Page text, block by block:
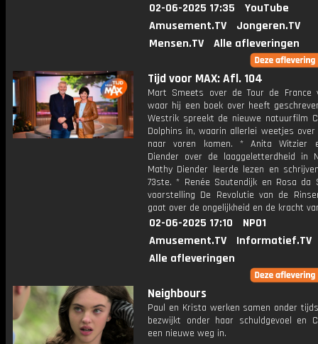
02-06-2025 17:35
YouTube
Amusement.TV
Jongeren.TV
Mensen.TV
Alle afleveringen
Tijd voor MAX: Afl. 104
Mart Smeets over de Tour de France
waar hij een boek over heeft
Westrik spreekt de nieuwe natuurfilm
Dolphins in, waarin allerlei weetjes
naar voren komen. * Anita Witzier
Diender over de laaggeletterdheid in
Mathy Diender leerde lezen en
73ste. * Renée Soutendijk en Rosa da
voorstelling De Revolutie van de
gaat over de ongelijkheid en de kracht
02-06-2025 17:10
NPO1
Amusement.TV
Informatief.TV
Alle afleveringen
Neighbours
Paul en Krista werken samen onder
bezwijkt onder haar schuldgevoel en
een nieuwe weg in.